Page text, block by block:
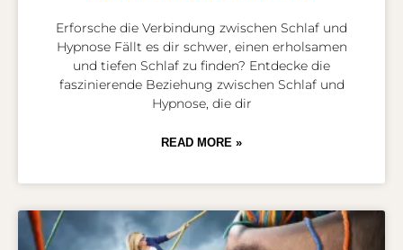
Erforsche die Verbindung zwischen Schlaf und
Hypnose Fällt es dir schwer, einen erholsamen
und tiefen Schlaf zu finden? Entdecke die
faszinierende Beziehung zwischen Schlaf und
Hypnose, die dir
READ MORE »